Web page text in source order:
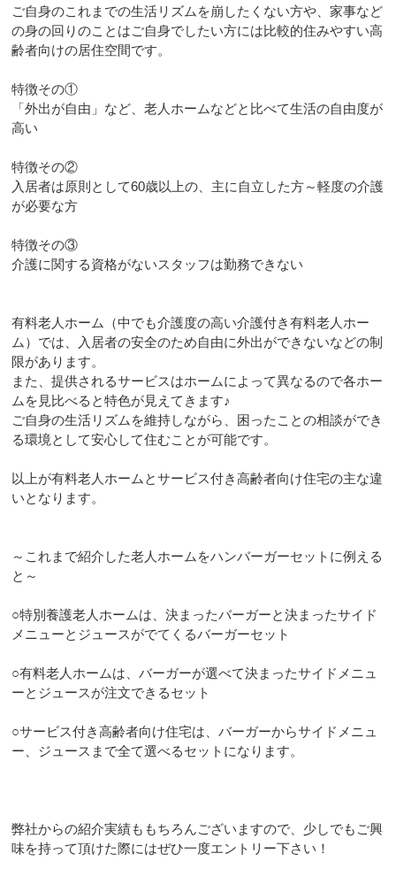
ご自身のこれまでの生活リズムを崩したくない方や、家事など
の身の回りのことはご自身でしたい方には比較的住みやすい高
齢者向けの居住空間です。
特徴その①
「外出が自由」など、老人ホームなどと比べて生活の自由度が
高い
特徴その②
入居者は原則として60歳以上の、主に自立した方～軽度の介護
が必要な方
特徴その③
介護に関する資格がないスタッフは勤務できない
有料老人ホーム（中でも介護度の高い介護付き有料老人ホー
ム）では、入居者の安全のため自由に外出ができないなどの制
限があります。
また、提供されるサービスはホームによって異なるので各ホー
ムを見比べると特色が見えてきます♪
ご自身の生活リズムを維持しながら、困ったことの相談ができ
る環境として安心して住むことが可能です。
以上が有料老人ホームとサービス付き高齢者向け住宅の主な違
いとなります。
～これまで紹介した老人ホームをハンバーガーセットに例える
と～
○特別養護老人ホームは、決まったバーガーと決まったサイド
メニューとジュースがでてくるバーガーセット
○有料老人ホームは、バーガーが選べて決まったサイドメニュ
ーとジュースが注文できるセット
○サービス付き高齢者向け住宅は、バーガーからサイドメニュ
ー、ジュースまで全て選べるセットになります。
弊社からの紹介実績ももちろんございますので、少しでもご興
味を持って頂けた際にはぜひ一度エントリー下さい！